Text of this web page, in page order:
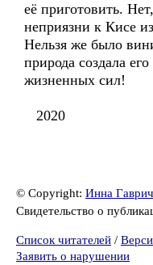
её приготовить.
неприязни к Кисе
Нельзя же было
природа создала
жизненных сил!
2020
© Copyright: Инна
Свидетельство о
Список читателей /
Заявить о нарушении